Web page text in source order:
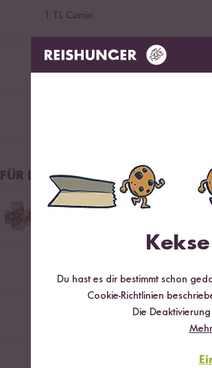
1 TL Cumin
FÜR DEN SALAT
50g Weiße Bio Quinoa
TL Bio Sambal Oelek
Du hast es dir bestimmt schon
Cookie-Richtlinien
Die